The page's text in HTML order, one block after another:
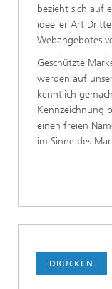
bezieht sich auf
ideeller Art
Webangebotes
Geschützte
werden auf
kenntlich
Kennzeichnung
einen freien
im Sinne des
DRUCKEN